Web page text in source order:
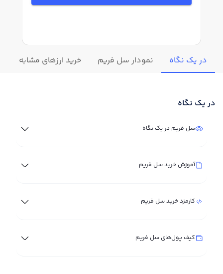
در یک نگاه نمودار سل فریم خرید ارزهای مشابه
در یک نگاه
سل فریم در یک نگاه
آموزش خرید سل فریم
کارمزد خرید سل فریم
کیف پول‌های سل فریم